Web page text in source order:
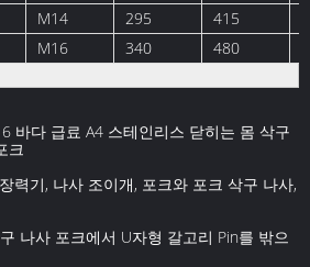
M14 295 415
M16 340 480
바다 급료 A4 스테인리스 닫히는 몸 삭구
크
력기, 나사 조이개, 포크와 포크 삭구 나사,
나사 포크에서 U자형 갈고리 Pin를 밖으